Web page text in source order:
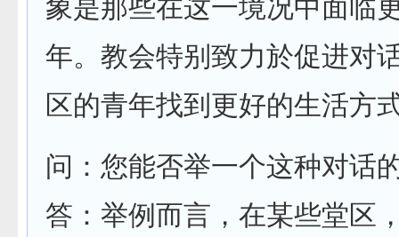
象是那些在这一境况中面临
年。教会特别致力於促进对
区的青年找到更好的生活方
问：您能否举一个这种对话
答：举例而言，在某些堂区